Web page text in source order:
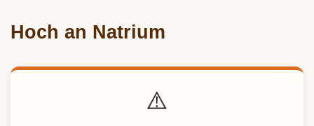
Hoch an Natrium
⚠️